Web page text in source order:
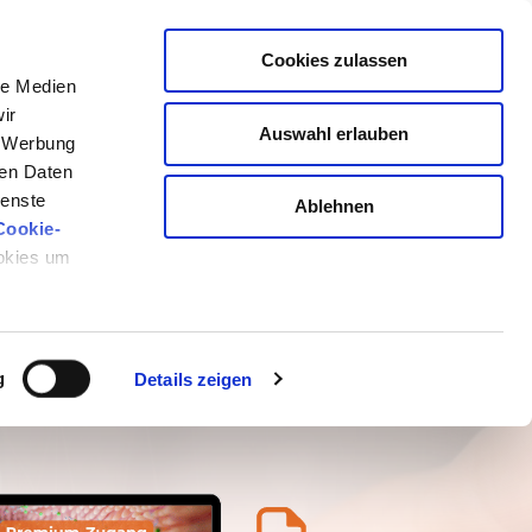
Medien
Daten
um
Details zeigen
Cookies zulassen
Auswahl erlauben
Ablehnen
– DIE